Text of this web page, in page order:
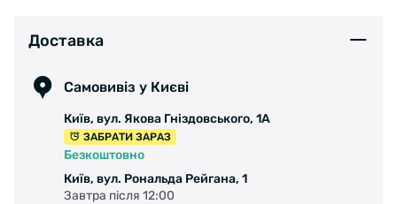
Доставка
Самовивіз у Києві
Київ, вул. Якова Гніздовського, 1А
ЗАБРАТИ ЗАРАЗ
Безкоштовно
Київ, вул. Рональда Рейгана, 1
Завтра після 12:00